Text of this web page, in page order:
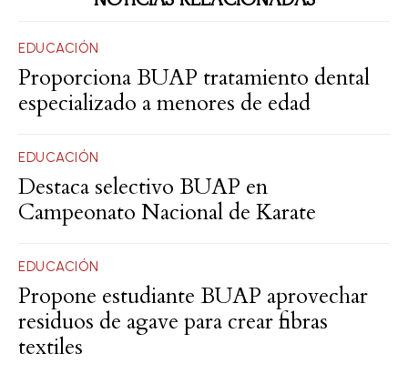
EDUCACIÓN
Proporciona BUAP tratamiento dental
especializado a menores de edad
EDUCACIÓN
Destaca selectivo BUAP en
Campeonato Nacional de Karate
EDUCACIÓN
Propone estudiante BUAP aprovechar
residuos de agave para crear fibras
textiles